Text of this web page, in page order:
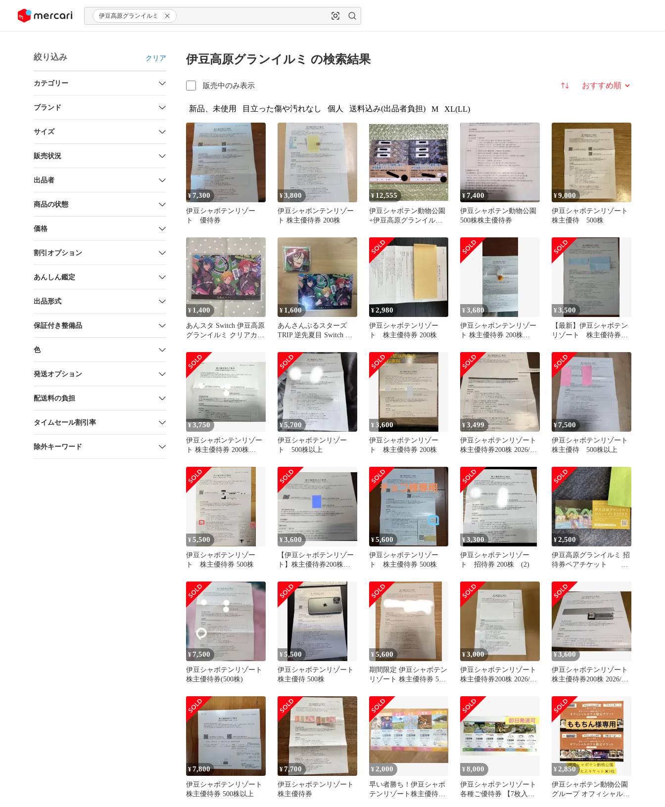
ツにスキップ 伊豆高原グランイルミ
絞り込み クリア
カテゴリー
ブランド
サイズ
販売状況
出品者
商品の状態
価格
割引オプション
あんしん鑑定
出品形式
保証付き整備品
色
発送オプション
配送料の負担
タイムセール割引率
除外キーワード
伊豆高原グランイルミ の検索結果
販売中のみ表示 並び替え
新品、未使用 目立った傷や汚れなし 個人 送料込み(出品者負担) M XL(LL)
¥7,300
伊豆シャボテンリゾー
ト 優待券
¥3,800
伊豆シャボンテンリゾー
ト 株主優待券 200株
¥12,555
伊豆シャボテン動物公園
+伊豆高原グランイルミ
¥7,400
伊豆シャボテン動物公園
500株株主優待券
¥9,000
伊豆シャボテンリゾート
株主優待 500株
¥1,400
あんスタ Switch 伊豆高原
グランイルミ クリアカー
¥ 1,600
あんさんぶるスターズ
TRIP 逆先夏目 Switch 缶
¥2,980
伊豆シャボテンリゾー
ト 株主優待券 200株
¥3,680
伊豆シャボンテンリゾー
ト 株主優待券 200株
¥3,500
【最新】伊豆シャボテン
リゾート 株主優待券
¥3,750
伊豆シャボンテンリゾー
ト 株主優待券 200株
¥5,700
伊豆シャボテンリゾー
ト 500株以上
¥3,600
伊豆シャボテンリゾー
ト 株主優待券 200株
¥3,499
伊豆シャボテンリゾート
株主優待券200株 2026/7/1
¥7,500
伊豆シャボテンリゾート
株主優待 500株以上
¥5,500
伊豆シャボテンリゾー
ト 株主優待券 500株
¥3,600
【伊豆シャボテンリゾー
ト】株主優待券200株
¥5,600
伊豆シャボテンリゾー
ト 株主優待券 500株
¥3,300
伊豆シャボテンリゾー
ト 招待券 200株 (2)
¥2,500
伊豆高原グランイルミ 招
待券ペアチケット 伊
¥7,500
伊豆シャボテンリゾート
株主優待券(500株)
¥5,500
伊豆シャボテンリゾート
株主優待 500株
¥5,600
期間限定 伊豆シャボテン
リゾート 株主優待券 500
¥3,000
伊豆シャボテンリゾート
株主優待券200株 2026/7/1
¥3,600
伊豆シャボテンリゾート
株主優待券200株 2026/7/1
¥7,800
伊豆シャボテンリゾート
株主優待券 500株以上
¥7,700
伊豆シャボテンリゾート
株主優待券
¥ 2,000
早い者勝ち！伊豆シャボ
テンリゾート株主優待
¥8,000
伊豆シャボテンリゾート
各種ご優待券 【7枚入】
¥ 2,850
伊豆シャボテン動物公園
グループ オフィシャルホ